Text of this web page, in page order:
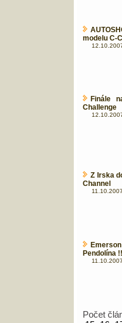
modelu C-
Finále
Challenge
Z Irska
Channel
Pendolína !!
Počet